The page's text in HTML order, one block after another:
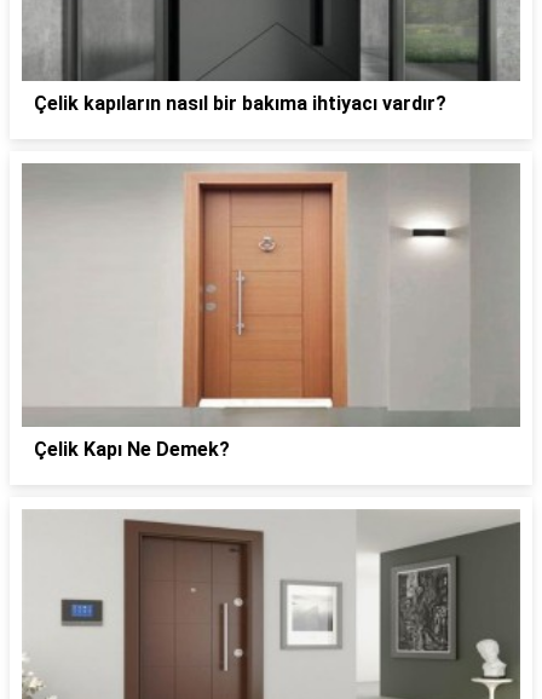
Çelik kapıların nasıl bir bakıma ihtiyacı vardır?
Çelik Kapı Ne Demek?